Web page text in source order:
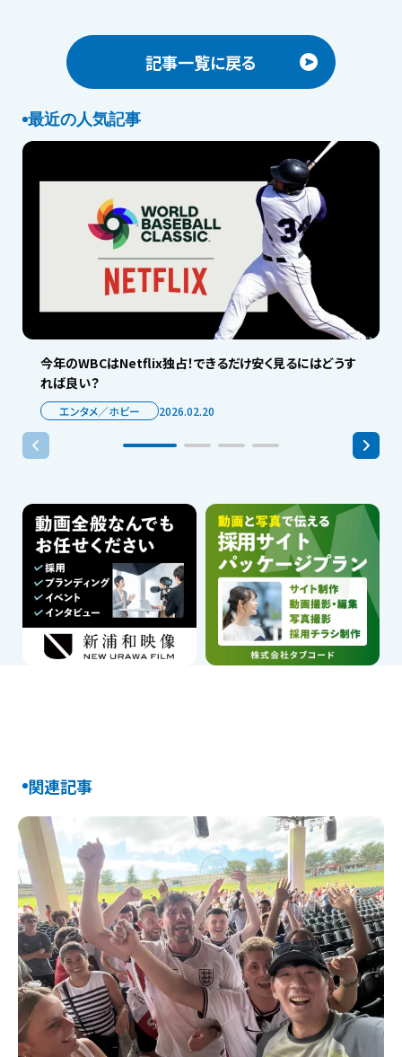
記事一覧に戻る
最近の人気記事
今年のWBCはNetflix独占！できるだけ安く見るにはどうす
れば良い？
エンタメ／ホビー 2026.02.20
関連記事